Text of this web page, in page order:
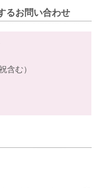
るお問い合わせ
含む）